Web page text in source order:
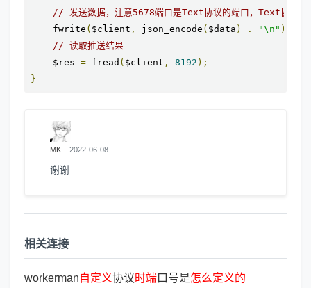
// 发送数据，注意5678端口是Text协议的端口，Text协议需
    fwrite
( $client , json_encode ( $data ) . "\n" );
// 读取推送结果
    $res
= fread ( $client , 8192 );
}
MK 2022-06-08
谢谢
相关连接
workerman自定义协议时端口号是怎么定义的